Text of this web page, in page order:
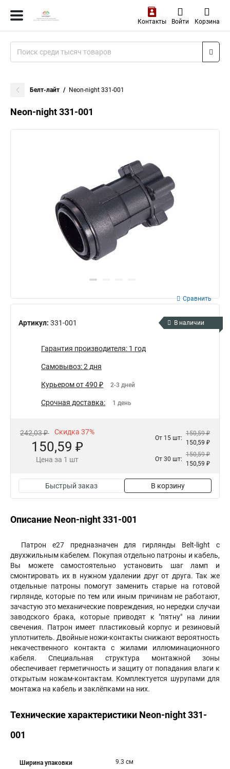
Контакты Войти Корзина
Белт-лайт Neon-night 331-001
Neon-night 331-001
Артикул: 331-001
Сравнить
В наличии
Гарантия производителя: 1 год
Самовывоз: 2 дня
Курьером от 490 ₽ 2-3 дней
Срочная доставка: 1 день
242,03 ₽ Скидка 37%
150,59 ₽
Цена за 1 шт
От 15 шт:
150,59 ₽
150,59 ₽
От 30 шт:
150,59 ₽
150,59 ₽
Быстрый заказ В корзину
Описание Neon-night 331-001
Патрон e27 предназначен для гирлянды Belt-light с
двухжильным кабелем. Покупая отдельно патроны и кабель,
Вы можете самостоятельно установить шаг ламп и
смонтировать их в нужном удалении друг от друга. Так же
отдельные патроны помогут заменить старые на готовой
гирлянде, которые по тем или иным причинам не работают,
зачастую это механические повреждения, но нередки случаи
заводского брака, которые приводят к "пятну" на линии
свечения. Патрон имеет пластиковый корпус и резиновый
уплотнитель. Двойные ножи-контакты снижают вероятность
некачественного контакта с жилами иллюминационного
кабеля. Специальная структура монтажной зоны
обеспечивает герметичность и защиту от попадания влаги к
открытым ножам-контактам. Комплектуется шурупами для
монтажа на кабель и заклёпками на них.
Технические характеристики Neon-night 331-
001
Ширина упаковки 9.3 см